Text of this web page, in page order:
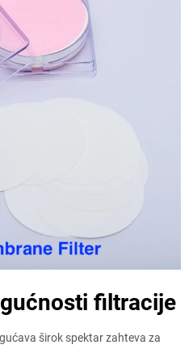
filtracije
širok spektar zahteva za